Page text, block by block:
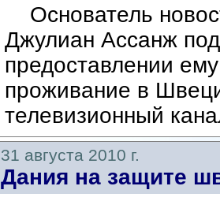
Основатель
Джулиан Ассанж
предоставлении
проживание в
телевизионный
31 августа 2010 г.
Дания на защите